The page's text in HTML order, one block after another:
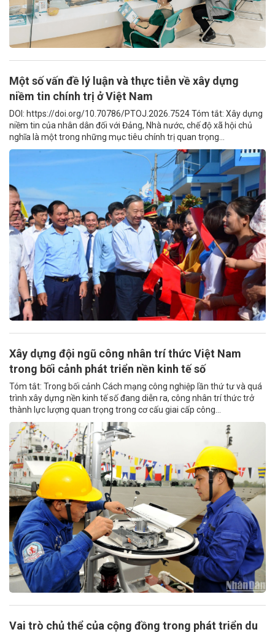
Một số vấn đề lý luận và thực tiễn về xây dựng
niềm tin chính trị ở Việt Nam
DOI: https://doi.org/10.70786/PTOJ.2026.7524 Tóm tắt: Xây dựng
niềm tin của nhân dân đối với Đảng, Nhà nước, chế độ xã hội chủ
nghĩa là một trong những mục tiêu chính trị quan trọng...
Xây dựng đội ngũ công nhân trí thức Việt Nam
trong bối cảnh phát triển nền kinh tế số
Tóm tắt: Trong bối cảnh Cách mạng công nghiệp lần thứ tư và quá
trình xây dựng nền kinh tế số đang diễn ra, công nhân trí thức trở
thành lực lượng quan trọng trong cơ cấu giai cấp công...
Vai trò chủ thể của cộng đồng trong phát triển du